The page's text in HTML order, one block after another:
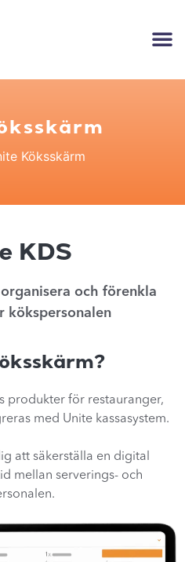
Köksskärm
KDS
och förenkla
kökspersonalen
produkter för restauranger,
med Unite kassasystem.
att säkerställa en digital
mellan serverings- och